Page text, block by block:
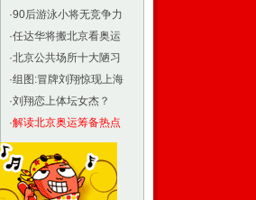
·90后游泳小将无竞争力
·任达华将搬北京看奥运
·北京公共场所十大陋习
·组图:冒牌刘翔惊现上海
·刘翔恋上体坛女杰？
·解读北京奥运筹备热点